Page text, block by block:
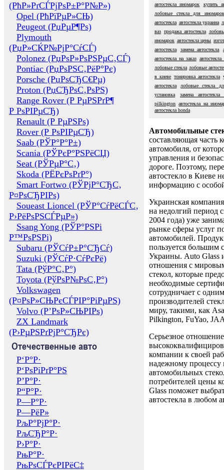
(РћР»РґСЃРјРѕР±Р°Р№Р»)
Opel (РћРїРµР»СЊ)
Peugeot (РџРµР¶Рѕ)
Plymouth
(РџР»СЌР№РјР°СѓСЃ)
Polonez (РџРѕР»РѕРЅРµС‚СЃ)
Pontiac (РџРѕРЅС‚РёР°Рє)
Porsche (РџРѕСЂС€Рµ)
Proton (РџСЂРѕС‚РѕРЅ)
Range Rover (Р РµРЅРґР¶
Р РѕРІРµСЂ)
Renault (Р РµРЅРѕ)
Rover (Р РѕРІРµСЂ)
Saab (РЎР°Р°Р±)
Scania (РЎРєР°РЅРёСЏ)
Seat (РЎРµР°С‚)
Skoda (РЁРєРѕРґР°)
Smart Fortwo (РЎРјР°СЂС‚
Р¤РѕСЂРІРѕ)
Soueast Lioncel (РЎР°СѓРёСЃС‚
Р›РёРѕРЅСЃРµР»)
Ssang Yong (РЎР°РЅРі
Р™РѕРЅРі)
Subaru (РЎСѓР±Р°СЂСѓ)
Suzuki (РЎСѓР·СѓРєРё)
Tata (РўР°С‚Р°)
Toyota (РўРѕР№РѕС‚Р°)
Volkswagen
(Р¤РѕР»СЊРєСЃРІР°РіРµРЅ)
Volvo (Р’РѕР»СЊРІРѕ)
ZX Landmark
(Р›РµРЅРґРјР°СЂРє)
Отечественные авто
Р‘Р°Р·
Р‘РѕРіРґР°РЅ
Р’Р°Р·
Р“Р°Р·
Р—Р°Р·
Р—РёР»
РљР°РјР°Р·
РљСЂР°Р·
Р›Р°Р·
РњР°Р·
РњРѕСЃРєРІРёС‡
автостекла иномарок
купить
лобовые стекла для иномарок
автостекла автостекла украина
ваз продажа автостекла
иномарок автостекла цены
автостекла
замена автостекла
автостекла на заказ
лобовые стекла лобовые
в киеве тонировка автостекла
автостекла
лобовые стекла
установка
замена автостекла
pilkington автостекла на
автостекла honda
Автомобильные
составляющая часть
автомобиля, от
управления и
дороге. Поэтому,
автостекло в Киеве
информацию с
Украинская
на недолгий период
2004 года) уже
рынке сферы услуг
автомобилей.
пользуется большим
Украины. Auto Glass
отношения с
стекол, которые
необходимые
сотрудничает с
производителей
миру, такими, как
Pilkington, FuYao,
Серьезное отношение
компании к своей
надежному процессу
автомобильных
потребителей цены
Glass поможет
автостекла в любом